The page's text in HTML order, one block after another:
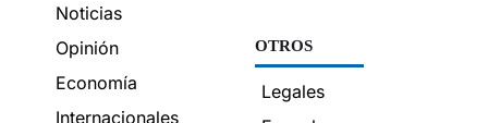
Noticias
Opinión
Economía
Internacionales
OTROS
Legales